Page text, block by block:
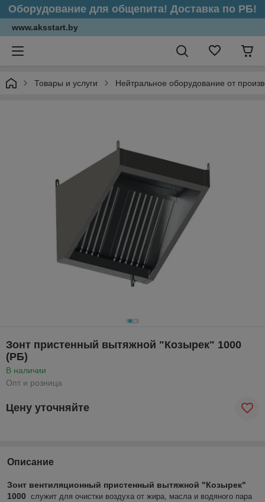
Оборудование для общепита! Доставка по РБ!
www.aksstart.by
Товары и услуги Нейтральное оборудование от
Зонт пристенный вытяжной "Козырек" 1000
(РБ)
В наличии
Опт и розница
Цену уточняйте
Описание
Зонт вентиляционный пристенный вытяжной "Козырек"
1000 служит для очистки воздуха от жира, масла и водяного пара